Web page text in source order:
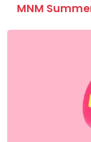
MNM